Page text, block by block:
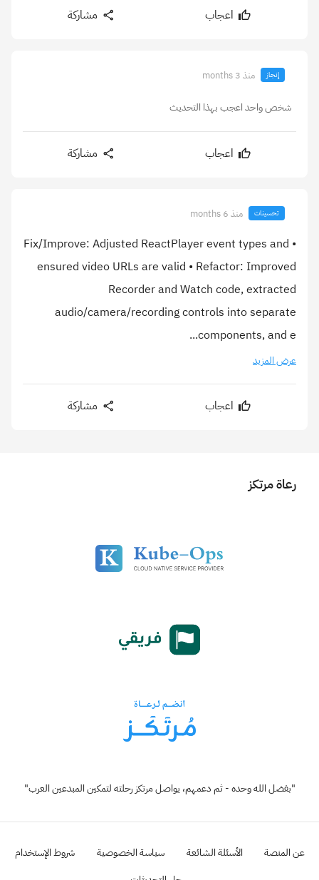
اعجاب مشاركة
إنجاز منذ 3 months
شخص واحد اعجب بهذا التحديث
اعجاب مشاركة
تحسينات منذ 6 months
• Fix/Improve: Adjusted ReactPlayer event types and
ensured video URLs are valid • Refactor: Improved
Recorder and Watch code, extracted
audio/camera/recording controls into separate
components, and e...
عرض المزيد
اعجاب مشاركة
رعاة مرتكز
"بفضل الله وحده - ثم دعمهم، يواصل مرتكز رحلته لتمكين المبدعين العرب"
عن المنصة الأسئلة الشائعة سياسة الخصوصية
شروط الإستخدام